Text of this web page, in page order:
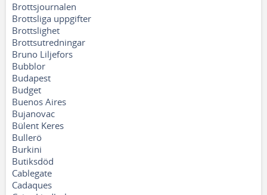
Brottsjournalen
Brottsliga uppgifter
Brottslighet
Brottsutredningar
Bruno Liljefors
Bubblor
Budapest
Budget
Buenos Aires
Bujanovac
Bülent Keres
Bullerö
Burkini
Butiksdöd
Cablegate
Cadaques